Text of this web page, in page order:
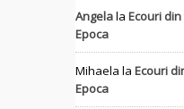
Angelala Ecouri
Epoca
Mihaela la Ecouri
Epoca